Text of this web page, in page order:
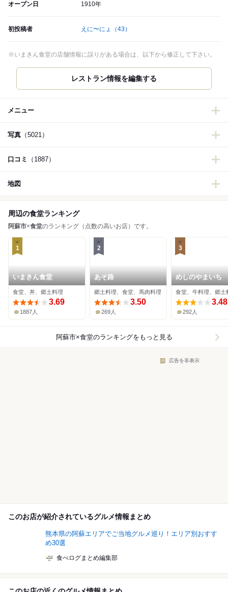
オープン日 1910年
初投稿者 えに〜にょ （43）
※いまきん食堂の店舗情報に誤りがある場合は、以下から修正して下さい。
レストラン情報を編集する
メニュー
写真 （5021）
口コミ （1887）
地図
周辺の食堂ランキング
阿蘇市×食堂のランキング（点数の高いお店）です。
1
いまきん食堂
食堂、丼、郷土料理
3.69
1887人
2
あそ路
郷土料理、食堂、馬肉料理
3.50
269人
3
めしのやまいち
食堂、牛料理、郷土
3.48
292人
阿蘇市×食堂のランキングをもっと見る
広告を非表示
このお店が紹介されているグルメ情報まとめ
熊本県の阿蘇エリアでご当地グルメ巡り！エリア別おすす
め30選
食べログまとめ編集部